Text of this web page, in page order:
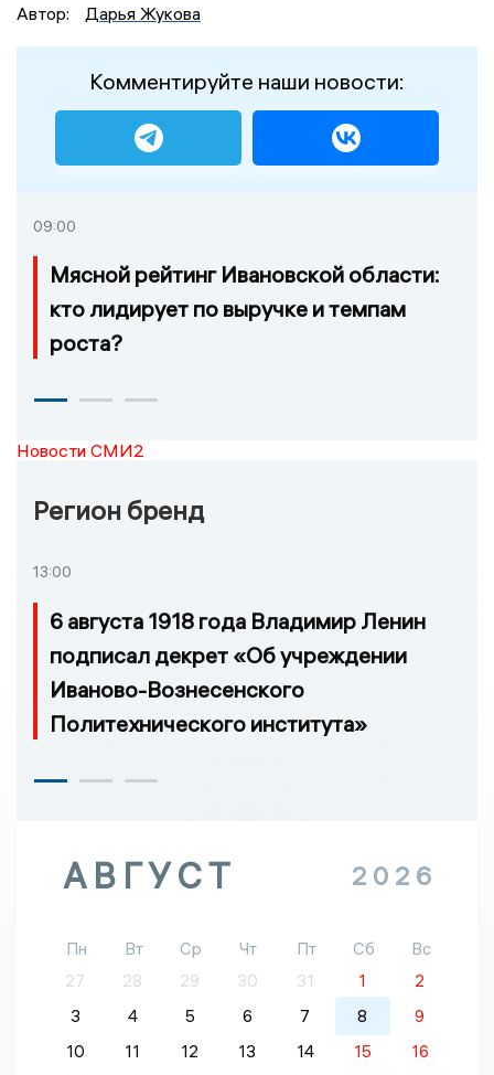
Автор: Дарья Жукова
Комментируйте наши новости:
09:00
Мясной рейтинг Ивановской области:
кто лидирует по выручке и темпам
роста?
Новости СМИ2
Регион бренд
13:00
6 августа 1918 года Владимир Ленин
подписал декрет «Об учреждении
Иваново-Вознесенского
Политехнического института»
АВГУСТ 2026
Пн Вт Ср Чт Пт Сб
Вс
27
28 29 30 31 1
2
3
4 5 6 7 8
9
10
11 12 13 14 15
16